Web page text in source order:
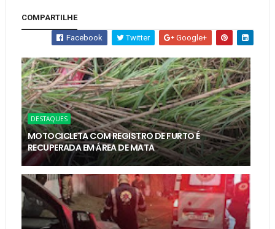
COMPARTILHE
Facebook Twitter Google+
DESTAQUES
MOTOCICLETA COM REGISTRO DE FURTO É
RECUPERADA EM ÁREA DE MATA